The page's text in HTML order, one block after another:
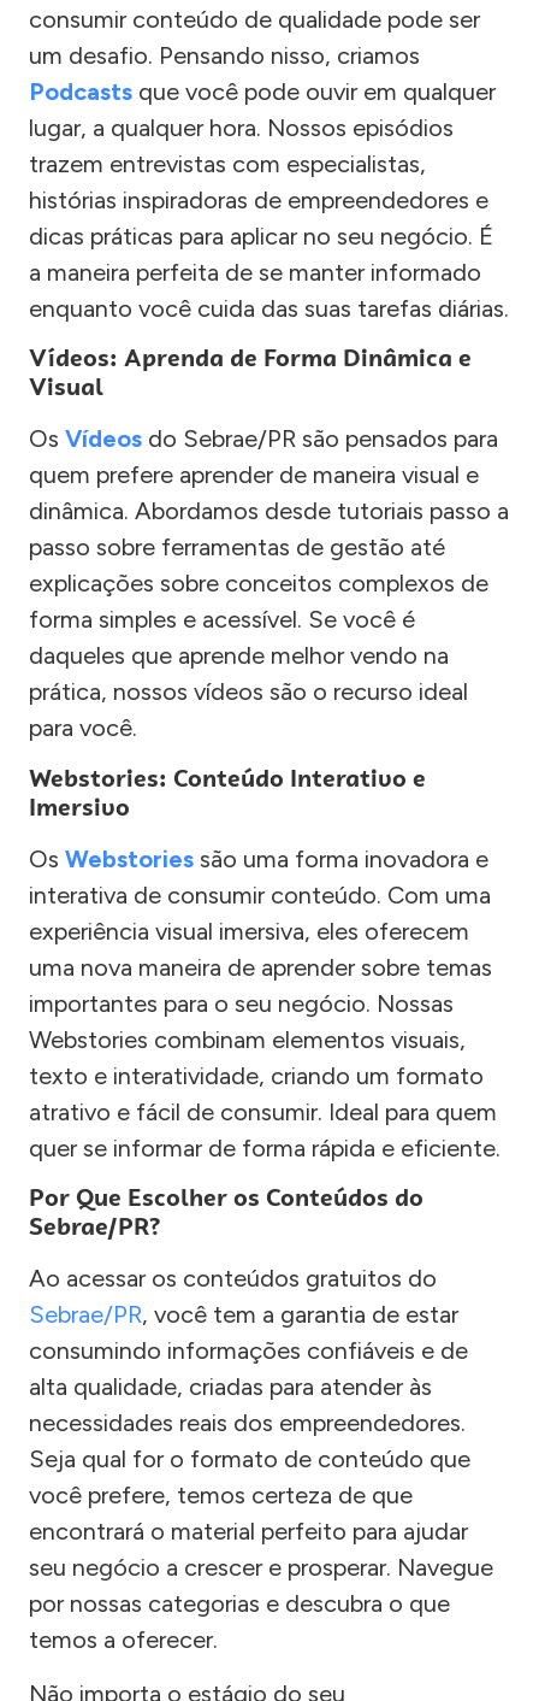
consumir conteúdo de qualidade pode ser
um desafio. Pensando nisso, criamos
Podcasts que você pode ouvir em qualquer
lugar, a qualquer hora. Nossos episódios
trazem entrevistas com especialistas,
histórias inspiradoras de empreendedores e
dicas práticas para aplicar no seu negócio. É
a maneira perfeita de se manter informado
enquanto você cuida das suas tarefas diárias.
Vídeos: Aprenda de Forma Dinâmica e
Visual
Os Vídeos do Sebrae/PR são pensados para
quem prefere aprender de maneira visual e
dinâmica. Abordamos desde tutoriais passo a
passo sobre ferramentas de gestão até
explicações sobre conceitos complexos de
forma simples e acessível. Se você é
daqueles que aprende melhor vendo na
prática, nossos vídeos são o recurso ideal
para você.
Webstories: Conteúdo Interativo e
Imersivo
Os Webstories são uma forma inovadora e
interativa de consumir conteúdo. Com uma
experiência visual imersiva, eles oferecem
uma nova maneira de aprender sobre temas
importantes para o seu negócio. Nossas
Webstories combinam elementos visuais,
texto e interatividade, criando um formato
atrativo e fácil de consumir. Ideal para quem
quer se informar de forma rápida e eficiente.
Por Que Escolher os Conteúdos do
Sebrae/PR?
Ao acessar os conteúdos gratuitos do
Sebrae/PR, você tem a garantia de estar
consumindo informações confiáveis e de
alta qualidade, criadas para atender às
necessidades reais dos empreendedores.
Seja qual for o formato de conteúdo que
você prefere, temos certeza de que
encontrará o material perfeito para ajudar
seu negócio a crescer e prosperar. Navegue
por nossas categorias e descubra o que
temos a oferecer.
Não importa o estágio do seu